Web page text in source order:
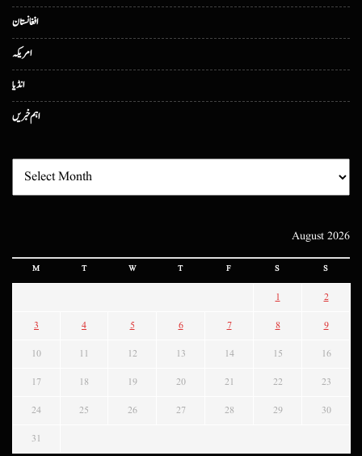
افغانستان
امریکہ
انڈیا
اہم خبریں
August 2026
M T W T F S S
1 2
3 4 5 6 7 8 9
10 11 12 13 14 15 16
17 18 19 20 21 22 23
24 25 26 27 28 29 30
31